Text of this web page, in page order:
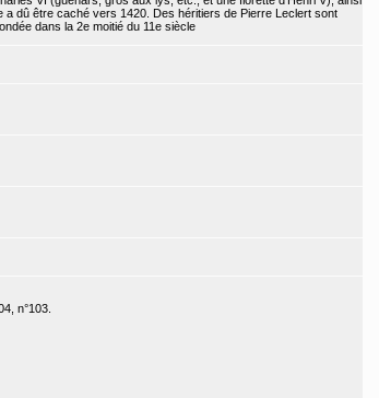
dû être caché vers 1420. Des héritiers de Pierre Leclert sont
dans la 2e moitié du 11e siècle
n°103.